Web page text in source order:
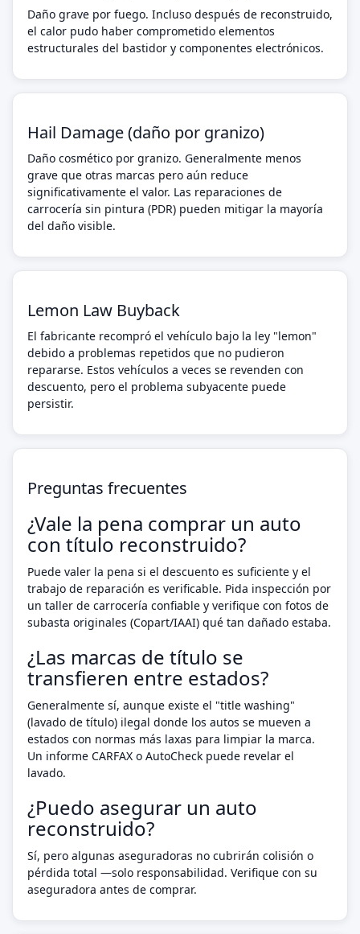
Daño grave por fuego. Incluso después de reconstruido,
el calor pudo haber comprometido elementos
estructurales del bastidor y componentes electrónicos.
Hail Damage (daño por granizo)
Daño cosmético por granizo. Generalmente menos
grave que otras marcas pero aún reduce
significativamente el valor. Las reparaciones de
carrocería sin pintura (PDR) pueden mitigar la mayoría
del daño visible.
Lemon Law Buyback
El fabricante recompró el vehículo bajo la ley "lemon"
debido a problemas repetidos que no pudieron
repararse. Estos vehículos a veces se revenden con
descuento, pero el problema subyacente puede
persistir.
Preguntas frecuentes
¿Vale la pena comprar un auto
con título reconstruido?
Puede valer la pena si el descuento es suficiente y el
trabajo de reparación es verificable. Pida inspección por
un taller de carrocería confiable y verifique con fotos de
subasta originales (Copart/IAAI) qué tan dañado estaba.
¿Las marcas de título se
transfieren entre estados?
Generalmente sí, aunque existe el "title washing"
(lavado de título) ilegal donde los autos se mueven a
estados con normas más laxas para limpiar la marca.
Un informe CARFAX o AutoCheck puede revelar el
lavado.
¿Puedo asegurar un auto
reconstruido?
Sí, pero algunas aseguradoras no cubrirán colisión o
pérdida total —solo responsabilidad. Verifique con su
aseguradora antes de comprar.